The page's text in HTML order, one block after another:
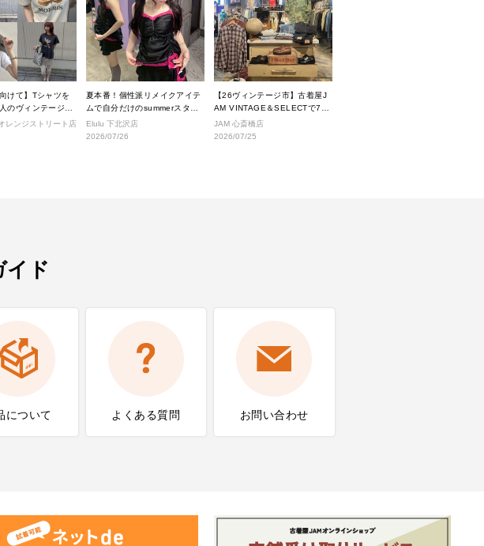
けて】Tシャツを
のヴィンテージス
レンジストリート店
夏本番！個性派リメイクアイテ
ムで自分だけのsummerスタイ
ルへ！
Elulu 下北沢店
2026/07/26
【26ヴィンテージ市】古着屋J
AM VINTAGE＆SELECTで7月
に入荷されるヴィンテージアイ
テムをご紹介。
JAM 心斎橋店
2026/07/25
イド
について よくある質問 お問い合わせ